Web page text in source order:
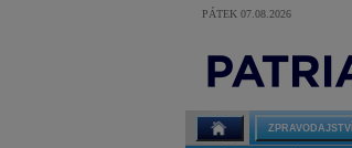
PÁTEK 07.08.2026
ZPRAVODAJSTVÍ